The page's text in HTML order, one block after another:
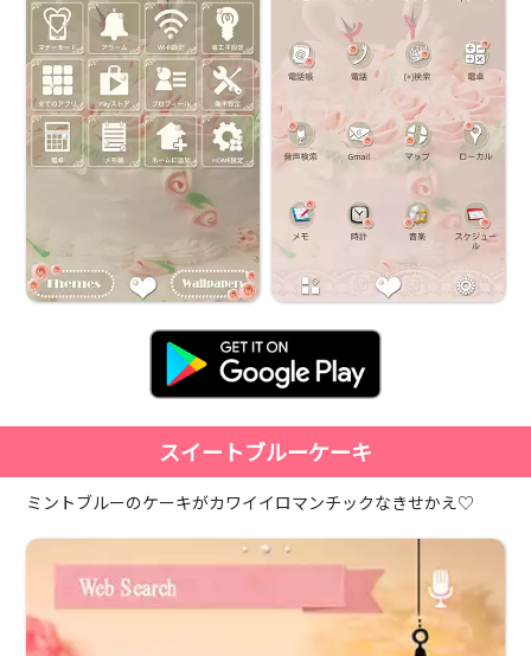
スイートブルーケーキ
ミントブルーのケーキがカワイイロマンチックなきせかえ♡